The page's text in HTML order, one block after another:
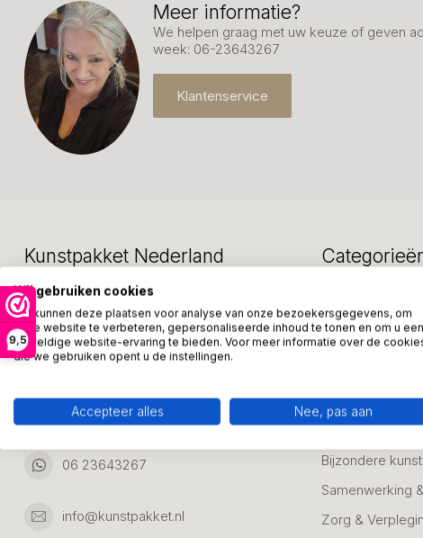
9,5
Meer informatie?
We helpen graag met uw keuze of geven
week: 06-23643267
Klantenservice
Kunstpakket Nederland
Adresgegevens:
Ambachtsweg 46
3542DH Utrecht
Nederland
06 23643267
06 23643267
info@kunstpakket.nl
Bedanken
Jubileum &
Alle Bronzen &
Geslaagd
Huwelijk
Bijzondere
Samenwerking
Zorg &
Wij gebruiken cookies
We kunnen deze plaatsen voor analyse van onze bezoekersgegevens, om
onze website te verbeteren, gepersonaliseerde inhoud te tonen en om u een
geweldige website-ervaring te bieden. Voor meer informatie over de
die we gebruiken opent u de instellingen.
Accepteer alles Nee, pas aan